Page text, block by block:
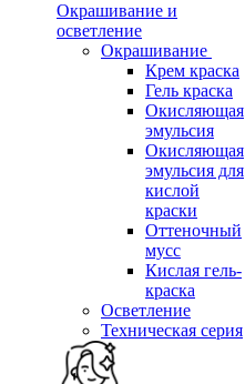
Окрашивание и
осветление
Окрашивание
Крем краска
Гель краска
Окисляющая
эмульсия
Окисляющая
эмульсия для
кислой
краски
Оттеночный
мусс
Кислая гель-
краска
Осветление
Техническая серия